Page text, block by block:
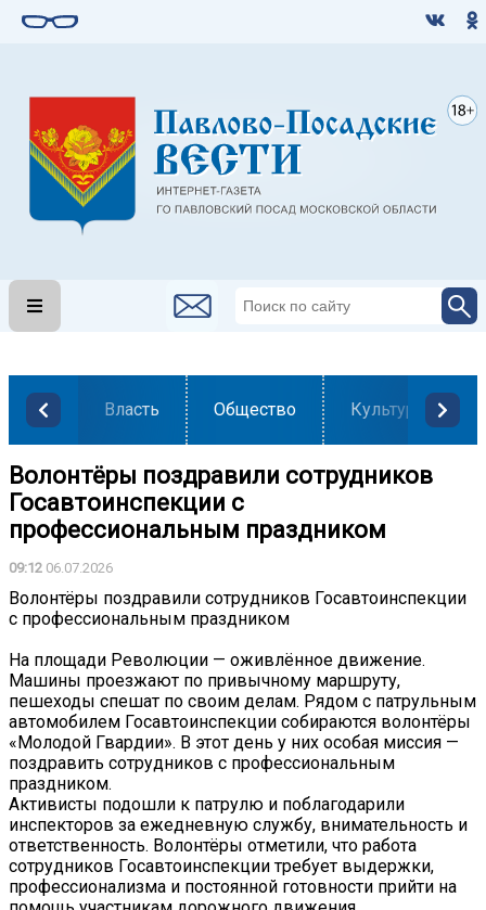
Власть Общество Культура
Волонтёры поздравили сотрудников
Госавтоинспекции с
профессиональным праздником
09:12 06.07.2026
Волонтёры поздравили сотрудников Госавтоинспекции
с профессиональным праздником
На площади Революции — оживлённое движение.
Машины проезжают по привычному маршруту,
пешеходы спешат по своим делам. Рядом с патрульным
автомобилем Госавтоинспекции собираются волонтёры
«Молодой Гвардии». В этот день у них особая миссия —
поздравить сотрудников с профессиональным
праздником.
Активисты подошли к патрулю и поблагодарили
инспекторов за ежедневную службу, внимательность и
ответственность. Волонтёры отметили, что работа
сотрудников Госавтоинспекции требует выдержки,
профессионализма и постоянной готовности прийти на